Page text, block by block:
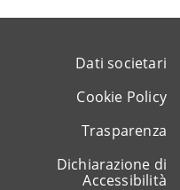
Dati societari
Cookie Policy
Trasparenza
Dichiarazione di
Accessibilità